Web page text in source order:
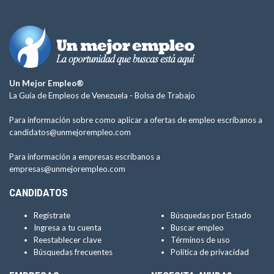
Un Mejor Empleo®
La Guía de Empleos de Venezuela - Bolsa de Trabajo
Para información sobre como aplicar a ofertas de empleo escríbanos a
candidatos@unmejorempleo.com
Para información a empresas escríbanos a
empresas@unmejorempleo.com
CANDIDATOS
Regístrate
Ingresa a tu cuenta
Reestablecer clave
Búsquedas frecuentes
Búsquedas por Estado
Buscar empleo
Términos de uso
Política de privacidad